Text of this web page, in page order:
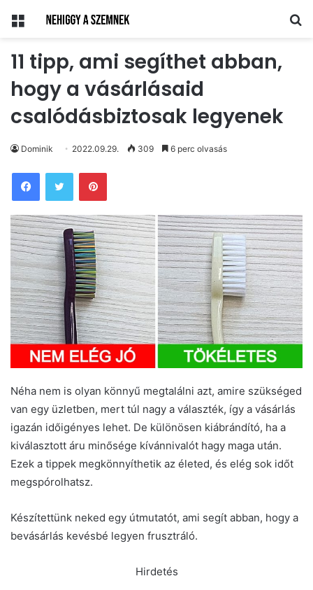
Menü
11 tipp, ami segíthet abban,
hogy a vásárlásaid
csalódásbiztosak legyenek
Dominik 2022.09.29. 309 6 perc olvasás
Pinterest
Néha nem is olyan könnyű megtalálni azt, amire szükséged
van egy üzletben, mert túl nagy a választék, így a vásárlás
igazán időigényes lehet. De különösen kiábrándító, ha a
kiválasztott áru minősége kívánnivalót hagy maga után.
Ezek a tippek megkönnyíthetik az életed, és elég sok időt
megspórolhatsz.
Készítettünk neked egy útmutatót, ami segít abban, hogy a
bevásárlás kevésbé legyen frusztráló.
Hirdetés